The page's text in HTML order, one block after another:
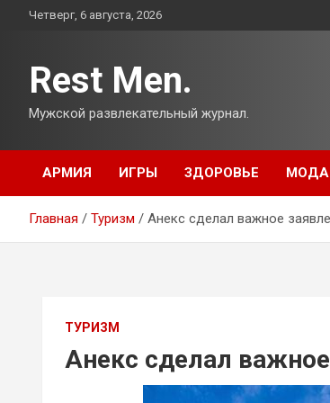
ПерейтиЧетверг, 6 августа, 2026
Rest Men.
Мужской развлекательный журнал.
АРМИЯ ИГРЫ ЗДОРОВЬЕ МОДА
Главная Туризм Анекс сделал важное
ТУРИЗМ
Анекс сделал